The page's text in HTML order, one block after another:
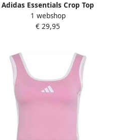
Adidas Essentials Crop Top
Dames
1 webshop
€ 29,95